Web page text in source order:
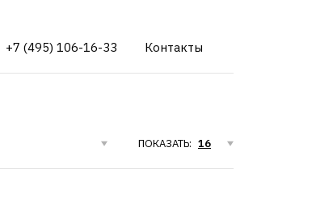
+7 (495) 106-16-33 Контакты
ПОКАЗАТЬ: